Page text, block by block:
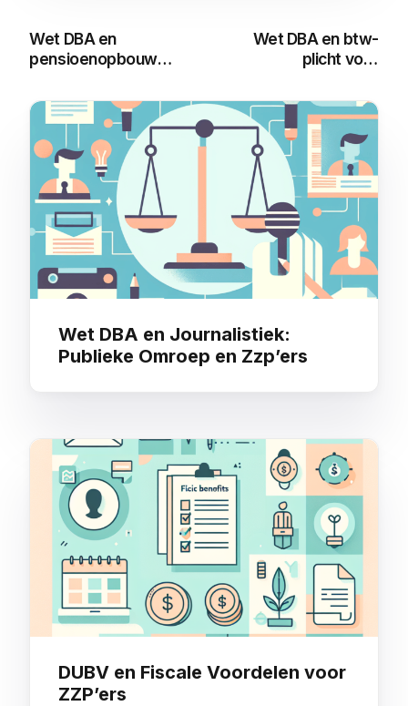
Wet DBA en
pensioenopbouw
Wet DBA en btw-
plicht voor
You may also like
Wet DBA en Journalistiek:
Publieke Omroep en Zzp’ers
DUBV en Fiscale Voordelen voor
ZZP’ers